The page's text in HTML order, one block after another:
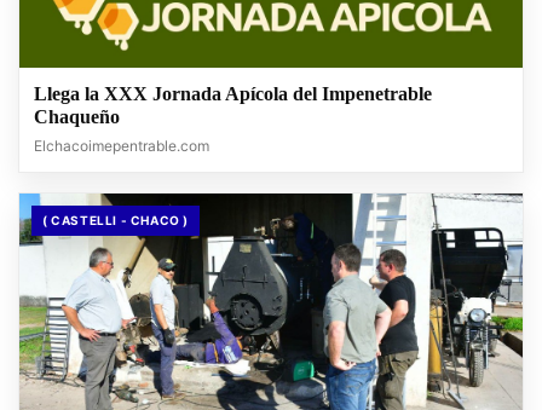
Llega la XXX Jornada Apícola del Impenetrable
Chaqueño
Elchacoimepentrable.com
( CASTELLI - CHACO )